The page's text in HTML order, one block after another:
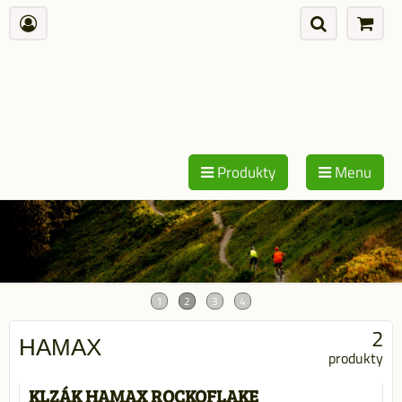
Produkty Menu
HAMAX 2
produkty
KLZÁK HAMAX ROCKOFLAKE